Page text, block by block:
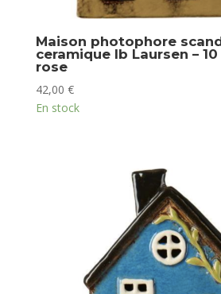
Maison photophore
ceramique Ib Laursen –
rose
42,00 €
En stock